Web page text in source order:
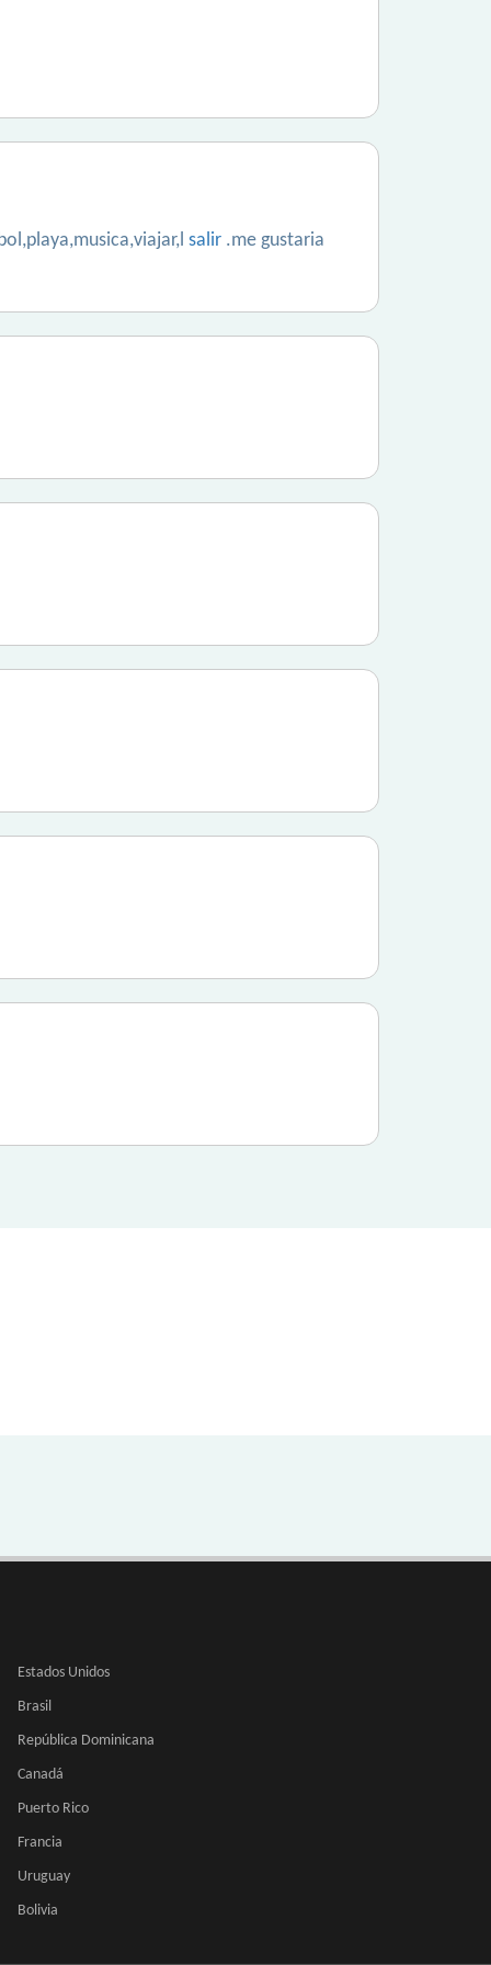
salir .me gustaria
Estados Unidos
Brasil
República Dominicana
Canadá
Puerto Rico
Francia
Uruguay
Bolivia